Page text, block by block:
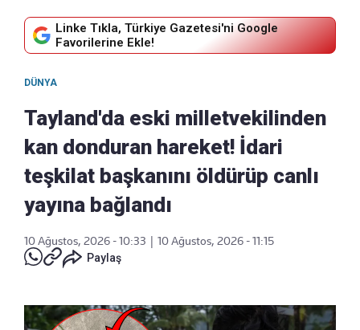
Linke Tıkla, Türkiye Gazetesi'ni Google
Favorilerine Ekle!
DÜNYA
Tayland'da eski milletvekilinden
kan donduran hareket! İdari
teşkilat başkanını öldürüp canlı
yayına bağlandı
10 Ağustos, 2026 - 10:33
10 Ağustos, 2026 - 11:15
Paylaş